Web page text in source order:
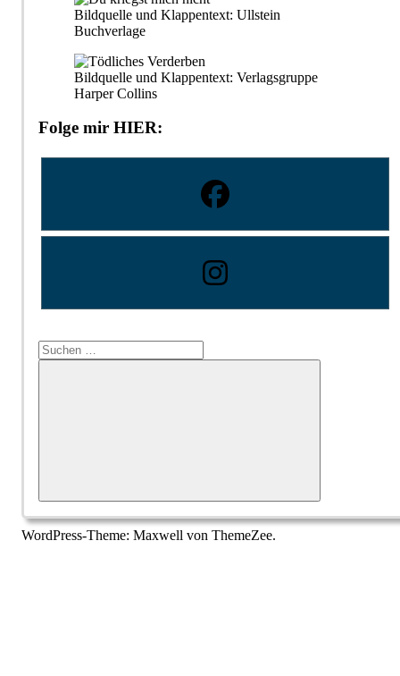
Bildquelle und Klappentext: Ullstein
Buchverlage
Bildquelle und Klappentext: Verlagsgruppe
Harper Collins
Folge mir HIER:
Suchen
nach:
Suchen
WordPress-Theme: Maxwell von ThemeZee.